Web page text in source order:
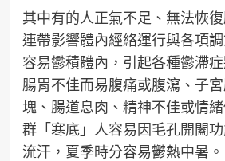
其中有的人正氣不足、無法恢
連帶影響體內經絡運行與各項
容易鬱積體內，引起各種鬱滯
腸胃不佳而易腹痛或腹瀉、子
塊、腸道息肉、精神不佳或情
群「寒底」人容易因毛孔開闔
流汗，夏季時分容易鬱熱中暑。